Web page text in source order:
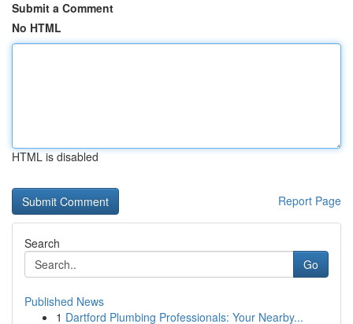
Submit a Comment
No HTML
HTML is disabled
Report Page
Search
Go
Published News
1 Dartford Plumbing Professionals: Your Nearby...